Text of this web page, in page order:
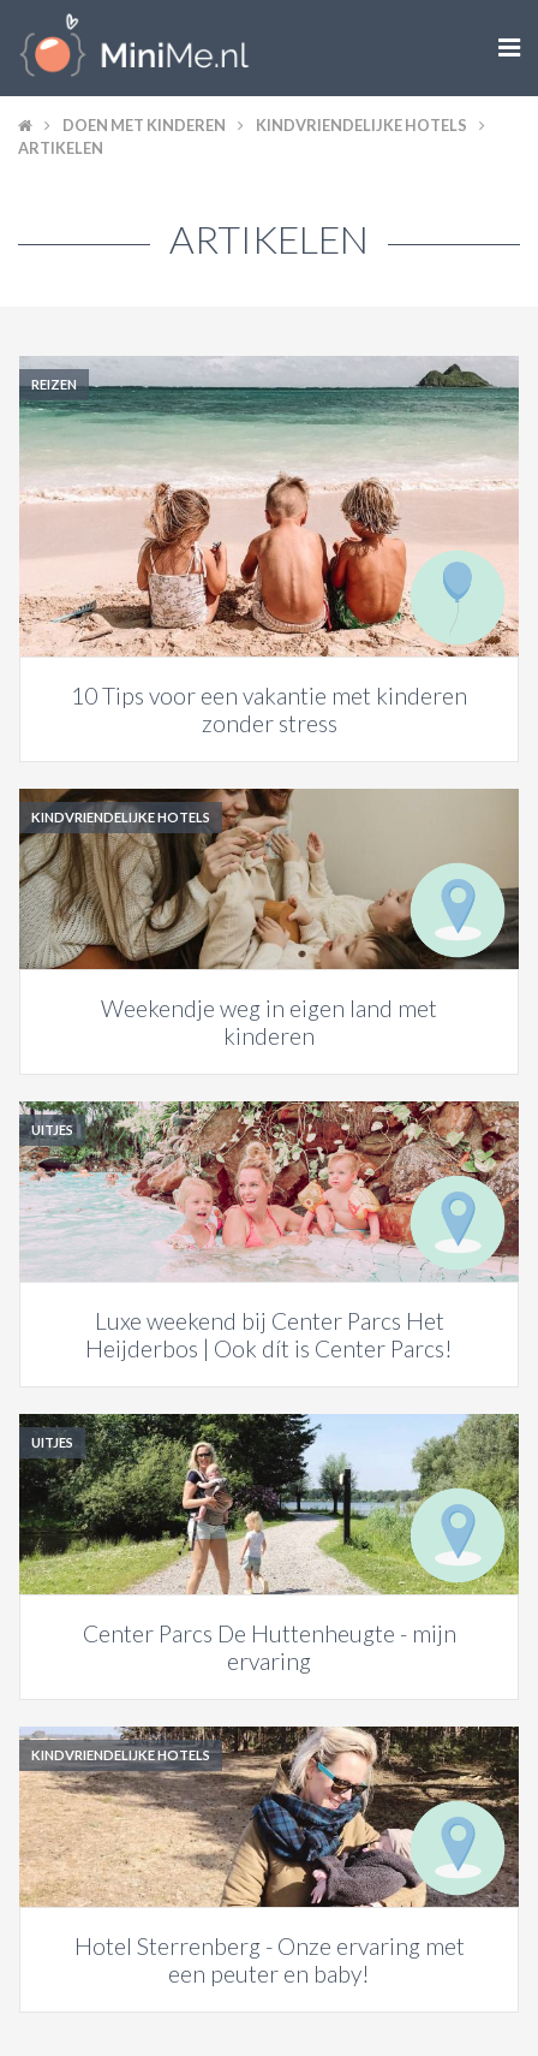

ZWANGER WORDEN
BABY
KIND
LIFESTYLE
DOEN MET KINDEREN
ACTIES & KORTING
DOEN MET KINDEREN
KINDVRIENDELIJKE HOTELS
ARTIKELEN
ARTIKELEN
REIZEN
10 Tips voor een vakantie met kinderen
zonder stress
KINDVRIENDELIJKE HOTELS
Weekendje weg in eigen land met
kinderen
UITJES
Luxe weekend bij Center Parcs Het
Heijderbos | Ook dít is Center Parcs!
UITJES
Center Parcs De Huttenheugte - mijn
ervaring
KINDVRIENDELIJKE HOTELS
Hotel Sterrenberg - Onze ervaring met
een peuter en baby!